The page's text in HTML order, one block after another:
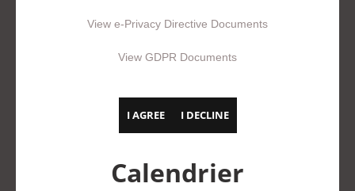
View e-Privacy Directive Documents
View GDPR Documents
I AGREE I DECLINE
Calendrier